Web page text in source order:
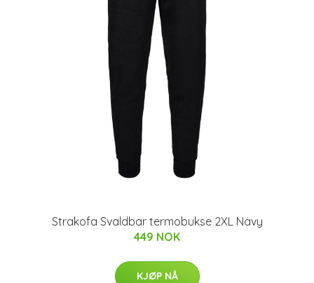
Strakofa Svaldbar termobukse 2XL Navy
449 NOK
KJØP NÅ